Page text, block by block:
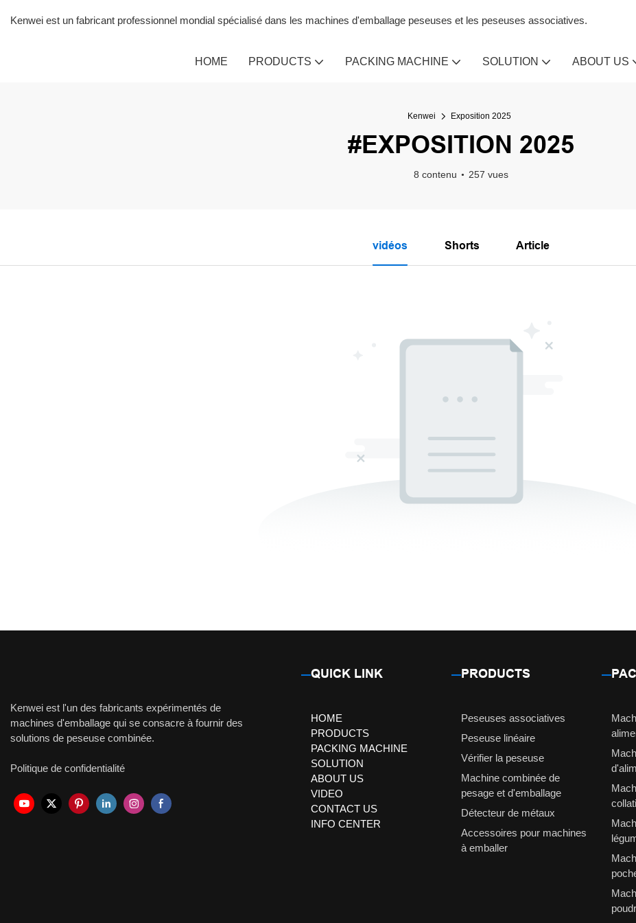
Kenwei est un fabricant professionnel mondial spécialisé dans les machines d'emballage peseuses et les peseuses associatives.
HOME PRODUCTS PACKING MACHINE SOLUTION ABOUT US
Kenwei Exposition 2025
#EXPOSITION 2025
8 contenu 257 vues
vidéos Shorts Article
Kenwei est l'un des fabricants expérimentés de
machines d'emballage qui se consacre à fournir des
solutions de peseuse combinée.
Politique de confidentialité
QUICK LINK
HOME
PRODUCTS
PACKING MACHINE
SOLUTION
ABOUT US
VIDEO
CONTACT US
INFO CENTER
PRODUCTS
Peseuses associatives
Peseuse linéaire
Vérifier la peseuse
Machine combinée de
pesage et d'emballage
Détecteur de métaux
Accessoires pour machines
à emballer